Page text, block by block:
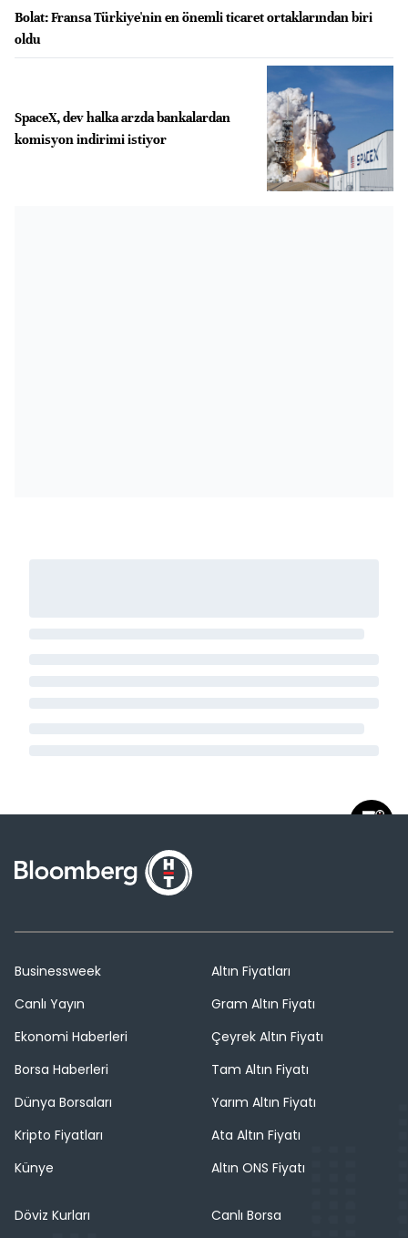
Bolat: Fransa Türkiye'nin en önemli ticaret ortaklarından biri
oldu
SpaceX, dev halka arzda bankalardan
komisyon indirimi istiyor
Businessweek
Canlı Yayın
Ekonomi Haberleri
Borsa Haberleri
Dünya Borsaları
Kripto Fiyatları
Künye
Altın Fiyatları
Gram Altın Fiyatı
Çeyrek Altın Fiyatı
Tam Altın Fiyatı
Yarım Altın Fiyatı
Ata Altın Fiyatı
Altın ONS Fiyatı
Döviz Kurları
Canlı Borsa